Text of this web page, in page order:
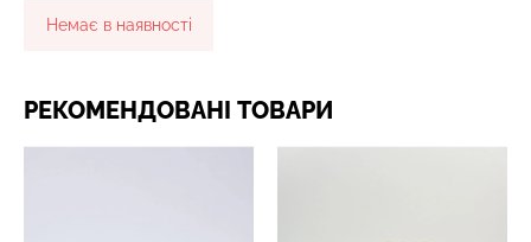
Немає в наявності
РЕКОМЕНДОВАНІ ТОВАРИ